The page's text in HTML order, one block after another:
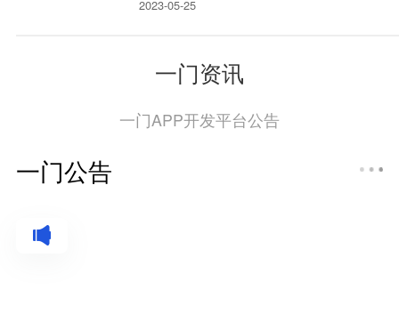
2023-05-25
一门资讯
一门APP开发平台公告
一门公告